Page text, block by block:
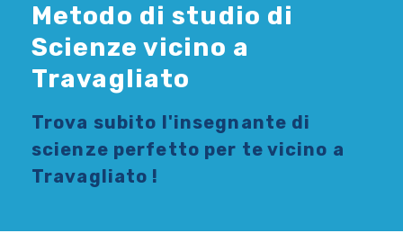
Metodo di studio di
Scienze vicino a
Travagliato
Trova subito l'insegnante di
scienze perfetto per te vicino a
Travagliato !